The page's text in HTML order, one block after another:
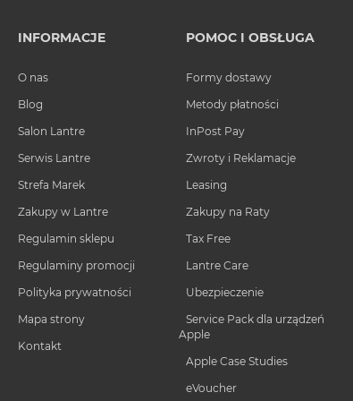
Air
RAM
Według
pojemności
MacBook
Air
256GB
MacBook
512GB
MacBook
Air
1TB
INFORMACJE
O nas
Blog
Salon Lantre
Serwis Lantre
Strefa Marek
Zakupy w Lantre
Regulamin sklepu
Regulaminy promocji
Polityka prywatności
Mapa strony
Kontakt
POMOC I OBSŁUGA
Formy dostawy
Metody płatności
InPost Pay
Zwroty i Reklamacje
Leasing
Zakupy na Raty
Tax Free
Lantre Care
Ubezpieczenie
Service Pack dla urządzeń
Apple
Apple Case Studies
eVoucher